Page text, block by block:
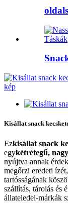
Kisállat snack
Ezkisállat snack
egykétrétegű,
nyújtva annak
megőrzi eredeti
tartósságának
szállítás, tárolás és
állateledel-márkák